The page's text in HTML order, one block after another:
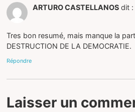
ARTURO CASTELLANOS dit :
Tres bon resumé, mais manque la
DESTRUCTION DE LA DEMOCRATIE.
Répondre
Laisser un